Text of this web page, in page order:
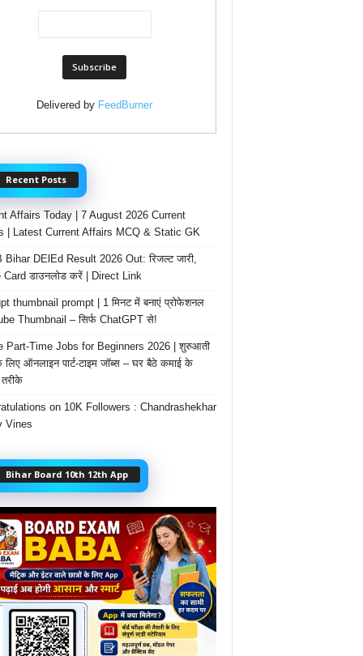
Delivered by FeedBurner
Recent Posts
Affairs Today | 7 August 2026 Current
| Latest Current Affairs MCQ & Static GK
Bihar DElEd Result 2026 Out: रिजल्ट जारी,
Card डाउनलोड करें | Direct Link
thumbnail prompt | 1 मिनट में बनाएं प्रोफेशनल
Thumbnail – सिर्फ ChatGPT से!
Part-Time Jobs for Beginners 2026 | शुरुआती
लिए ऑनलाइन पार्ट-टाइम जॉब्स – घर बैठे कमाई के
on 10K Followers : Chandrashekhar
Vines
Bihar Board 10th 12th App